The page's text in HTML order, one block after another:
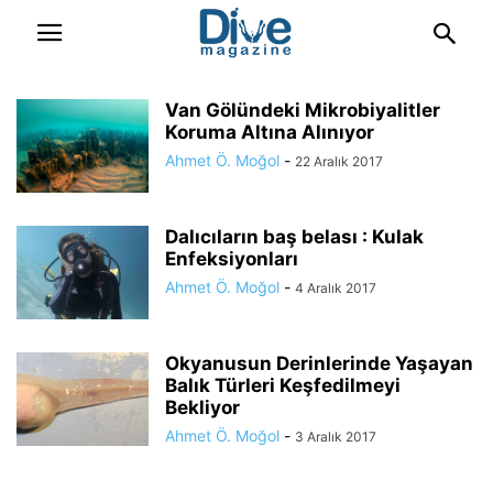
Van Gölündeki Mikrobiyalitler
Koruma Altına Alınıyor
Ahmet Ö. Moğol - 22 Aralık 2017
Dalıcıların baş belası : Kulak
Enfeksiyonları
Ahmet Ö. Moğol - 4 Aralık 2017
Okyanusun Derinlerinde Yaşayan
Balık Türleri Keşfedilmeyi
Bekliyor
Ahmet Ö. Moğol - 3 Aralık 2017